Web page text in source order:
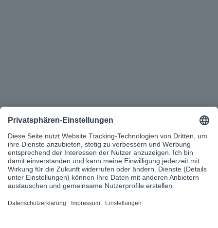
Termin vereinbaren